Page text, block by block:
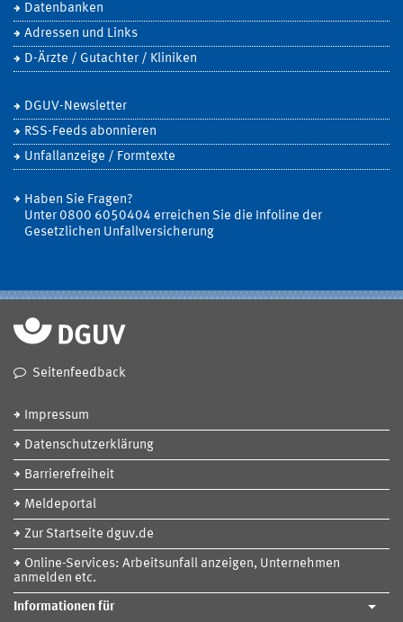
Datenbanken
Adressen und Links
D-Ärzte / Gutachter / Kliniken
DGUV-Newsletter
RSS-Feeds abonnieren
Unfallanzeige / Formtexte
Haben Sie Fragen?
Unter 0800 6050404 erreichen Sie die Infoline der
Gesetzlichen Unfallversicherung
Seitenfeedback
Impressum
Datenschutzerklärung
Barrierefreiheit
Meldeportal
Zur Startseite dguv.de
Online-Services: Arbeitsunfall anzeigen, Unternehmen
anmelden etc.
Informationen für